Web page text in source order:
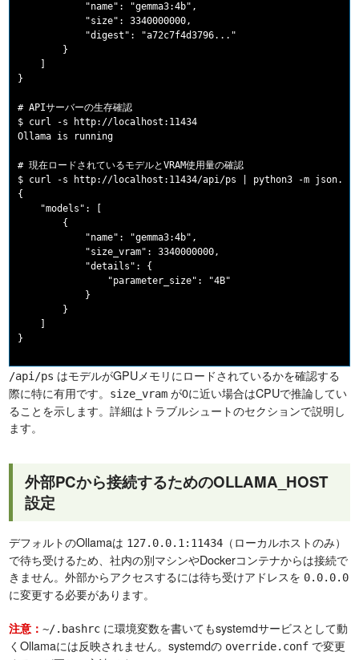
            "name": "gemma3:4b",
            "size": 3340000000,
            "digest": "a72c7f4d3796..."
        }
}
# APIサーバーの生存確認
$ curl -s http://localhost:11434
Ollama is running
# 現在ロードされているモデルとVRAM使用量の確認
$ curl -s http://localhost:11434/api/ps | python3 -m
{
    "models": [
        {
            "name": "gemma3:4b",
            "size_vram": 3340000000,
            "details": {
                "parameter_size": "4B"
            }
        }
/api/ps はモデルがGPUメモリにロードされているかを確認する
際に特に有用です。
size_vram が0に近い場合はCPUで推論してい
ることを示します。詳細はトラブルシュートのセクションで説明し
ます。
外部PCから接続するためのOLLAMA_HOST
設定
デフォルトのOllamaは 127.0.0.1:11434 （ローカルホストのみ）
で待ち受けるため、社内の別マシンやDockerコンテナからは接続で
きません。外部からアクセスするには待ち受けアドレスを 0.0.0.0
に変更する必要があります。
注意：~/.bashrc に環境変数を書いてもsystemdサービスとして動
くOllamaには反映されません。systemdの override.conf で変更